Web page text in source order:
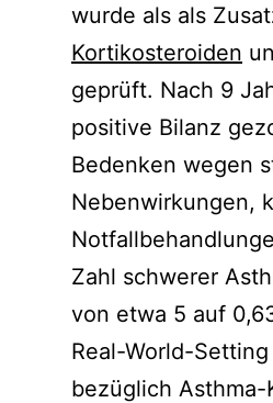
wurde als als
Kortikosteroiden
geprüft. Nach 9
positive Bilanz
Bedenken wegen
Nebenwirkungen,
Zahl schwerer
von etwa 5 auf
Real-World-
bezüglich Asthma-